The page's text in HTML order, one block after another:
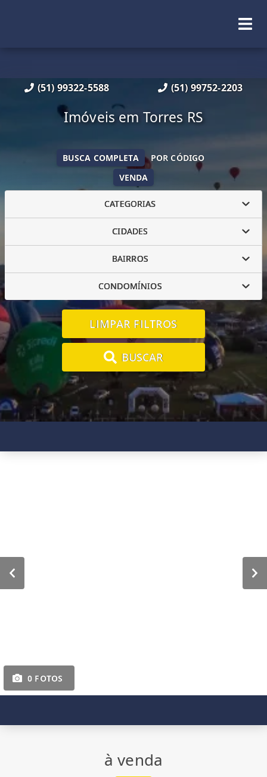
(51) 99322-5588 (51) 99752-2203
Imóveis em Torres RS
VENDA
BUSCA COMPLETA POR CÓDIGO
CATEGORIAS
CIDADES
BAIRROS
CONDOMÍNIOS
LIMPAR FILTROS
BUSCAR
0 FOTOS
à venda